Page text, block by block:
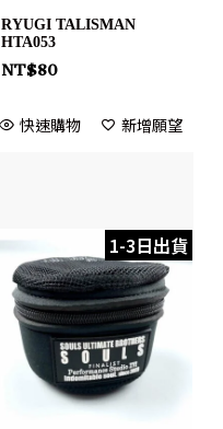
RYUGI TALISMAN
HTA053
NT$80
快速購物 新增願望
1-3日出貨